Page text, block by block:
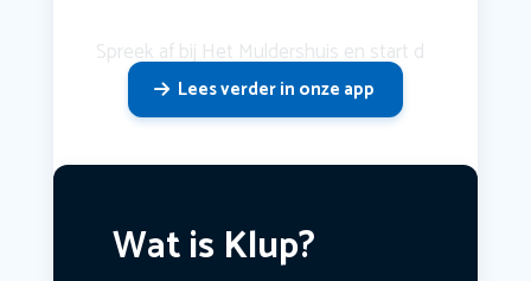
Spreek af bij Het Muldershuis en start d
Lees verder in onze app
Wat is Klup?